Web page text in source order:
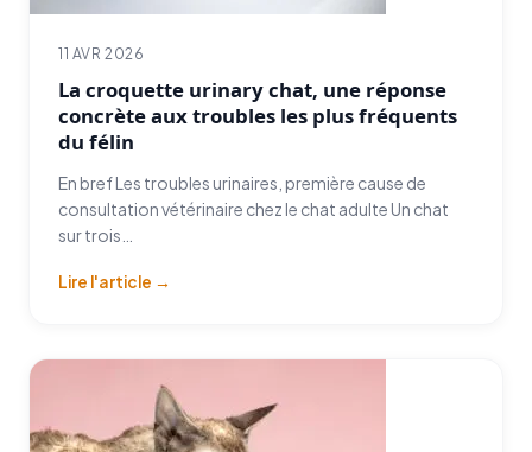
11 AVR 2026
La croquette urinary chat, une réponse
concrète aux troubles les plus fréquents
du félin
En bref Les troubles urinaires, première cause de
consultation vétérinaire chez le chat adulte Un chat
sur trois…
Lire l'article →